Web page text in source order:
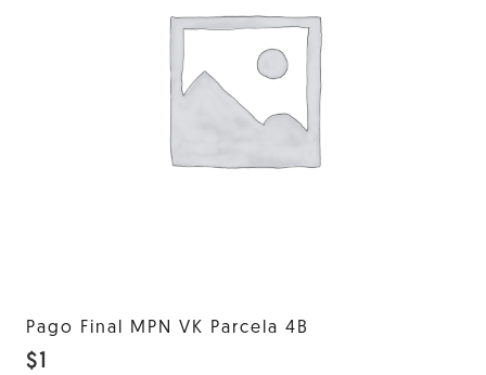
Pago Final MPN VK Parcela 4B
$1